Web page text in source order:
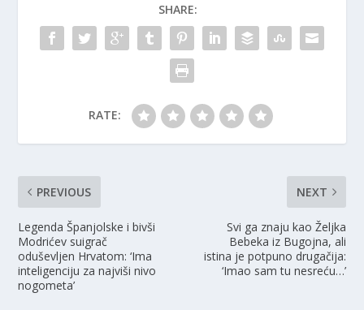
SHARE:
RATE:
PREVIOUS
Legenda Španjolske i bivši
Modrićev suigrač
oduševljen Hrvatom: ‘Ima
inteligenciju za najviši nivo
nogometa’
NEXT
Svi ga znaju kao Željka
Bebeka iz Bugojna, ali
istina je potpuno drugačija:
‘Imao sam tu nesreću…’